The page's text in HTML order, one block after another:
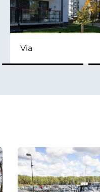
Via